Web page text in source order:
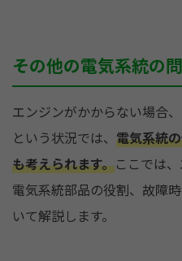
その他の電気系統の
エンジンがかからない場合
という状況では、 電気系統
も考えられます。ここでは
電気系統部品の役割、故障
いて解説します。